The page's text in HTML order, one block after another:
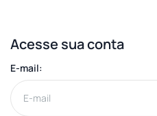
Acesse sua conta
E-mail: